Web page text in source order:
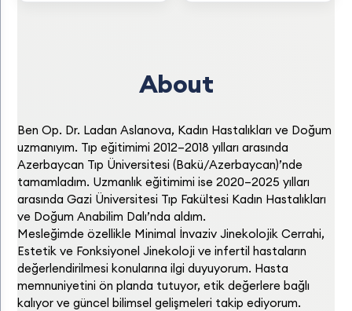
About
Ben Op. Dr. Ladan Aslanova, Kadın Hastalıkları ve Doğum
uzmanıyım. Tıp eğitimimi 2012–2018 yılları arasında
Azerbaycan Tıp Üniversitesi (Bakü/Azerbaycan)’nde
tamamladım. Uzmanlık eğitimimi ise 2020–2025 yılları
arasında Gazi Üniversitesi Tıp Fakültesi Kadın Hastalıkları
ve Doğum Anabilim Dalı’nda aldım.
Mesleğimde özellikle Minimal İnvaziv Jinekolojik Cerrahi,
Estetik ve Fonksiyonel Jinekoloji ve infertil hastaların
değerlendirilmesi konularına ilgi duyuyorum. Hasta
memnuniyetini ön planda tutuyor, etik değerlere bağlı
kalıyor ve güncel bilimsel gelişmeleri takip ediyorum.